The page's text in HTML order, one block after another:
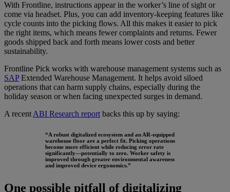
With Frontline, instructions appear in the worker’s line of sight or
come via headset. Plus, you can add inventory-keeping features like
cycle counts into the picking flows. All this makes it easier to pick
the right items, which means fewer complaints and returns. Fewer
goods shipped back and forth means lower costs and better
sustainability.
Frontline Pick works with warehouse management systems such as
SAPExtended Warehouse Management. It helps avoid siloed
operations that can harm supply chains, especially during the
holiday season or when facing unexpected surges in demand.
A recentABI Research reportbacks this up by saying:
“A robust digitalized ecosystem and an AR-equipped
warehouse floor are a perfect fit. Picking operations
become more efficient while reducing error rate
significantly—potentially to zero. Worker safety is
improved through greater environmental awareness
and improved device ergonomics.”
One possible pitfall of digitalizing